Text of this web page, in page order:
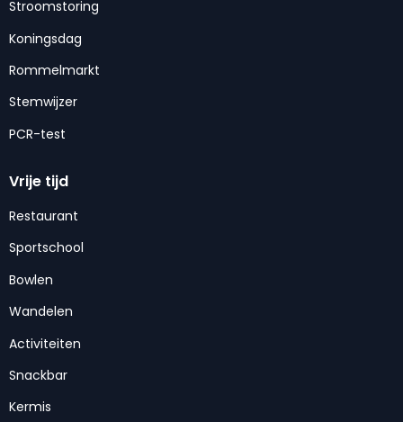
Stroomstoring
Koningsdag
Rommelmarkt
Stemwijzer
PCR-test
Vrije tijd
Restaurant
Sportschool
Bowlen
Wandelen
Activiteiten
Snackbar
Kermis